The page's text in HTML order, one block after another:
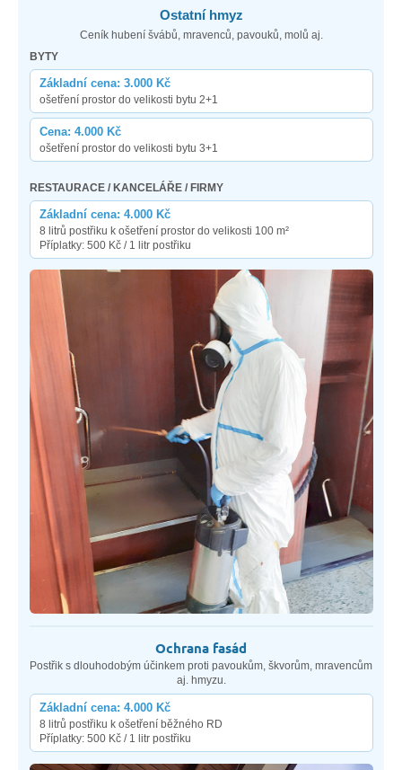
Ostatní hmyz
Ceník hubení švábů, mravenců, pavouků, molů aj.
BYTY
Základní cena: 3.000 Kč
ošetření prostor do velikosti bytu 2+1
Cena: 4.000 Kč
ošetření prostor do velikosti bytu 3+1
RESTAURACE / KANCELÁŘE / FIRMY
Základní cena: 4.000 Kč
8 litrů postřiku k ošetření prostor do velikosti 100 m²
Příplatky: 500 Kč / 1 litr postřiku
Ochrana fasád
Postřik s dlouhodobým účinkem proti pavoukům, škvorům, mravencům
aj. hmyzu.
Základní cena: 4.000 Kč
8 litrů postřiku k ošetření běžného RD
Příplatky: 500 Kč / 1 litr postřiku